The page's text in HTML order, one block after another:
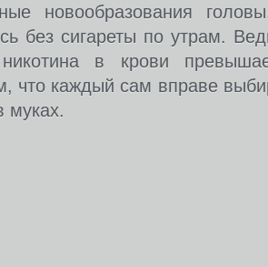
новообразования
без сигареты по утрам.
никотина в крови
что каждый сам вправе
муках.